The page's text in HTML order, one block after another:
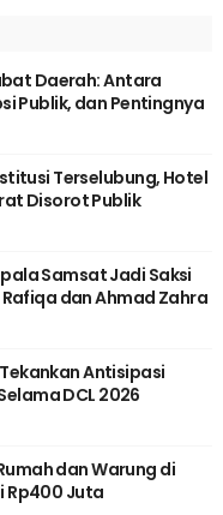
Daerah: Antara
Publik, dan Pentingnya
Terselubung, Hotel
Disorot Publik
Samsat Jadi Saksi
dan Ahmad Zahra
Antisipasi
DCL 2026
dan Warung di
Rp400 Juta